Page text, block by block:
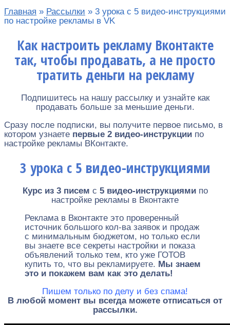
Главная » Рассылки » 3 урока с 5 видео-инструкциями
по настройке рекламы в VK
Как настроить рекламу Вконтакте
так, чтобы продавать, а не просто
тратить деньги на рекламу
Подпишитесь на нашу рассылку и узнайте как
продавать больше за меньшие деньги.
Сразу после подписки, вы получите первое письмо, в
котором узнаете первые 2 видео-инструкции по
настройке рекламы ВКонтакте.
3 урока с 5 видео-инструкциями
Курс из 3 писем с 5 видео-инструкциямипо
настройке рекламы в Вконтакте
Реклама в Вконтакте это проверенный
источник большого кол-ва заявок и продаж
с минимальным бюджетом, но только если
вы знаете все секреты настройки и показа
объявлений только тем, кто уже ГОТОВ
купить то, что вы рекламируете. Мы знаем
это и покажем вам как это делать!
Пишем только по делу и без спама!
В любой момент вы всегда можете отписаться от
рассылки.